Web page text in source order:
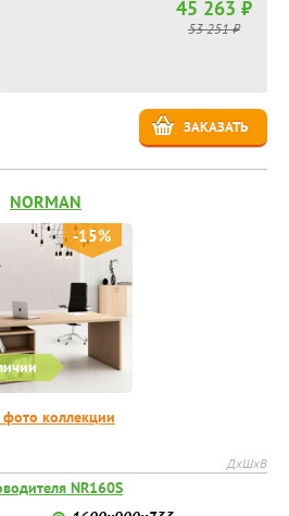
45 263 ₽
53 251 ₽
ЗАКАЗАТЬ
NORMAN
-15%
фото коллекции
ДхШхВ
NR160S